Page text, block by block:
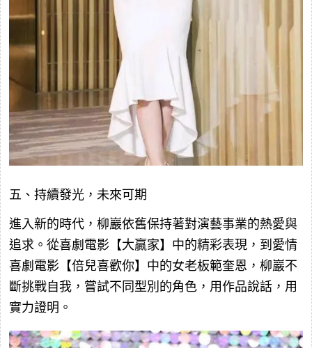
五、持續發光，未來可期
進入新的時代，柳巖依舊保持著對演藝事業的熱愛與
追求。從喜劇電影【大贏家】中的精彩表現，到愛情
喜劇電影【倍兒喜歡你】中的女老板範奎恩，柳巖不
斷挑戰自我，嘗試不同型別的角色，用作品說話，用
實力證明。